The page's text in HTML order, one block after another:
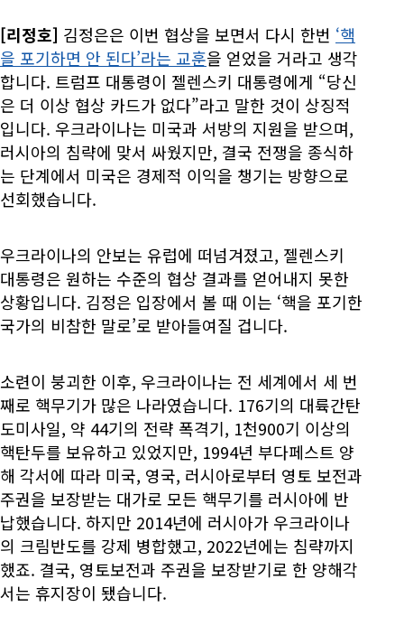
[리정호] 김정은은 이번 협상을 보면서 다시 한번 ‘핵
을 포기하면 안 된다’라는 교훈을 얻었을 거라고 생각
합니다. 트럼프 대통령이 젤렌스키 대통령에게 “당신
은 더 이상 협상 카드가 없다”라고 말한 것이 상징적
입니다. 우크라이나는 미국과 서방의 지원을 받으며,
러시아의 침략에 맞서 싸웠지만, 결국 전쟁을 종식하
는 단계에서 미국은 경제적 이익을 챙기는 방향으로
선회했습니다.
우크라이나의 안보는 유럽에 떠넘겨졌고, 젤렌스키
대통령은 원하는 수준의 협상 결과를 얻어내지 못한
상황입니다. 김정은 입장에서 볼 때 이는 ‘핵을 포기한
국가의 비참한 말로’로 받아들여질 겁니다.
소련이 붕괴한 이후, 우크라이나는 전 세계에서 세 번
째로 핵무기가 많은 나라였습니다. 176기의 대륙간탄
도미사일, 약 44기의 전략 폭격기, 1천900기 이상의
핵탄두를 보유하고 있었지만, 1994년 부다페스트 양
해 각서에 따라 미국, 영국, 러시아로부터 영토 보전과
주권을 보장받는 대가로 모든 핵무기를 러시아에 반
납했습니다. 하지만 2014년에 러시아가 우크라이나
의 크림반도를 강제 병합했고, 2022년에는 침략까지
했죠. 결국, 영토보전과 주권을 보장받기로 한 양해각
서는 휴지장이 됐습니다.